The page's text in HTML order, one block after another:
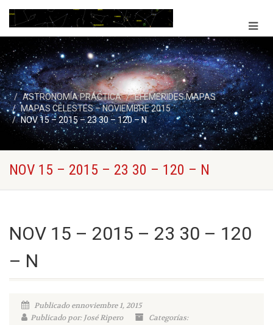
ASTRONOMÍA PRÁCTICA
EFEMERIDES MAPAS
MAPAS CELESTES – NOVIEMBRE 2015
NOV 15 – 2015 – 23 30 – 120 – N
NOV 15 – 2015 – 23 30 – 120 – N
NOV 15 – 2015 – 23 30 – 120
– N
Publicado ennoviembre 1, 2015
Publicado por: José Ripero
Categorías: